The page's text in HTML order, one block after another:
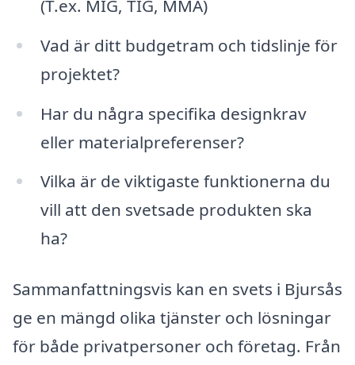
(T.ex. MIG, TIG, MMA)
Vad är ditt budgetram och tidslinje för
projektet?
Har du några specifika designkrav
eller materialpreferenser?
Vilka är de viktigaste funktionerna du
vill att den svetsade produkten ska
ha?
Sammanfattningsvis kan en svets i Bjursås
ge en mängd olika tjänster och lösningar
för både privatpersoner och företag. Från